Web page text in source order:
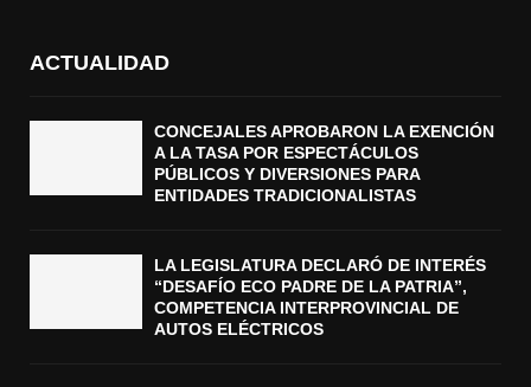
ACTUALIDAD
CONCEJALES APROBARON LA EXENCIÓN
A LA TASA POR ESPECTÁCULOS
PÚBLICOS Y DIVERSIONES PARA
ENTIDADES TRADICIONALISTAS
LA LEGISLATURA DECLARÓ DE INTERÉS
“DESAFÍO ECO PADRE DE LA PATRIA”,
COMPETENCIA INTERPROVINCIAL DE
AUTOS ELÉCTRICOS